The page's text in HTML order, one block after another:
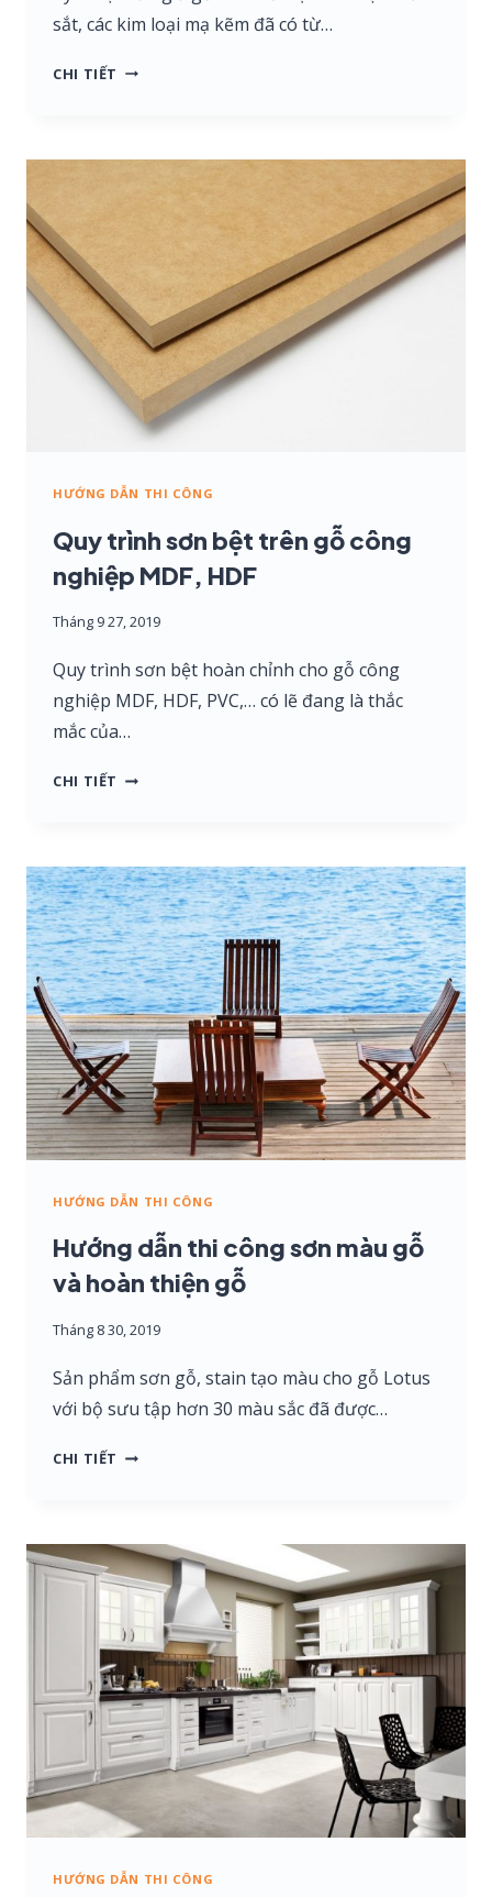
sắt, các kim loại mạ kẽm đã có từ…
CHI TIẾT HƯỚNG
GIẢ
HƯỚNG DẪN THI CÔNG
Quy trình sơn bệt trên gỗ công
nghiệp MDF, HDF
Tháng 9 27, 2019
Quy trình sơn bệt hoàn chỉnh cho gỗ công
nghiệp MDF, HDF, PVC,… có lẽ đang là thắc
mắc của…
CHI TIẾT QUY
BỆT
TRÊN
GỖ
CÔNG
NGHIỆP
MDF,
HDF
HƯỚNG DẪN THI CÔNG
Hướng dẫn thi công sơn màu gỗ
và hoàn thiện gỗ
Tháng 8 30, 2019
Sản phẩm sơn gỗ, stain tạo màu cho gỗ Lotus
với bộ sưu tập hơn 30 màu sắc đã được…
CHI TIẾT HƯỚNG
CÔNG
SƠN
MÀU
GỖ
VÀ
HOÀN
THIỆN
GỖ
HƯỚNG DẪN THI CÔNG